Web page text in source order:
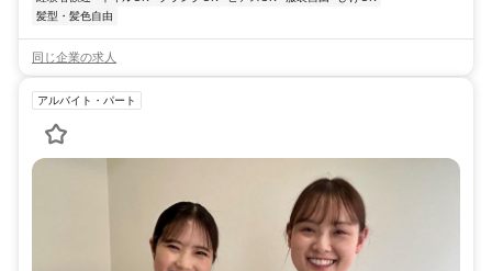
髪型・髪色自由
同じ企業の求人
アルバイト・パート